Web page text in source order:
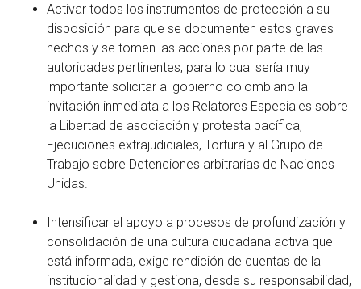
Activar todos los instrumentos de protección a su
disposición para que se documenten estos graves
hechos y se tomen las acciones por parte de las
autoridades pertinentes, para lo cual sería muy
importante solicitar al gobierno colombiano la
invitación inmediata a los Relatores Especiales sobre
la Libertad de asociación y protesta pacífica,
Ejecuciones extrajudiciales, Tortura y al Grupo de
Trabajo sobre Detenciones arbitrarias de Naciones
Unidas.
Intensificar el apoyo a procesos de profundización y
consolidación de una cultura ciudadana activa que
está informada, exige rendición de cuentas de la
institucionalidad y gestiona, desde su responsabilidad,